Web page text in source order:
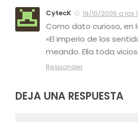
CytecK
19/10/2005 a las
Como dato curioso, en
«El imperio de los
meando. Ella toda
Responder
DEJA UNA RESPUESTA